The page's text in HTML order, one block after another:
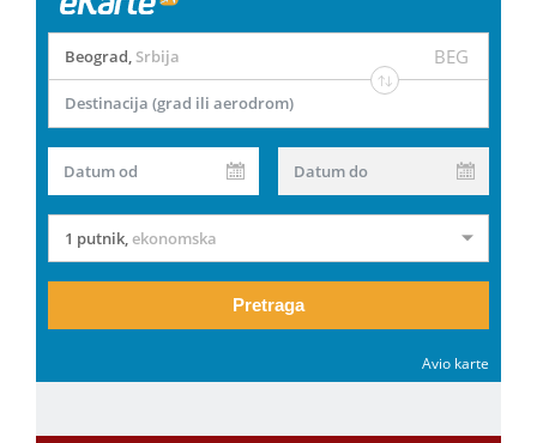
Beograd, Srbija BEG
Destinacija (grad ili aerodrom)
Datum od Datum do
1 putnik,ekonomska
Pretraga
Avio karte